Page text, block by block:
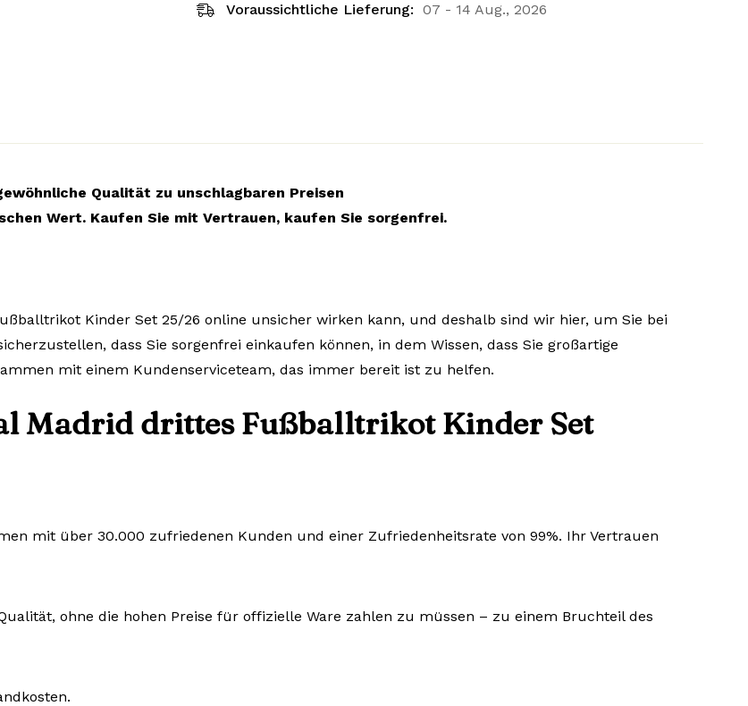
Voraussichtliche Lieferung: 07 - 14 Aug., 2026
Qualität zu unschlagbaren Preisen
Wert. Kaufen Sie mit Vertrauen, kaufen Sie sorgenfrei.
Kinder Set 25/26 online unsicher wirken kann, und deshalb sind wir hier, um Sie bei
dass Sie sorgenfrei einkaufen können, in dem Wissen, dass Sie großartige
mit einem Kundenserviceteam, das immer bereit ist zu helfen.
Madrid drittes Fußballtrikot Kinder Set
mit über 30.000 zufriedenen Kunden und einer Zufriedenheitsrate von 99%. Ihr Vertrauen
ohne die hohen Preise für offizielle Ware zahlen zu müssen – zu einem Bruchteil des